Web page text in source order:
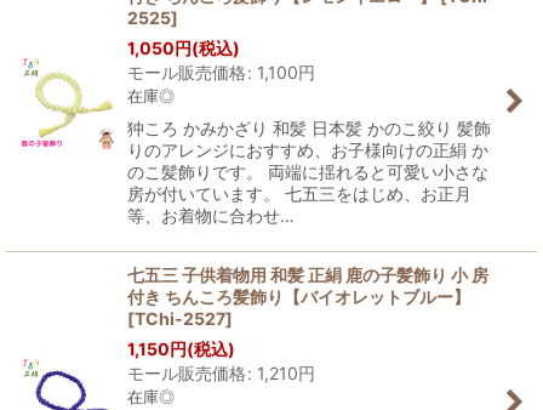
2525]
1,050円(税込)
モール販売価格: 1,100円
在庫◎
狆ころ かみかざり 和髪 日本髪 かのこ絞り 髪飾
りのアレンジにおすすめ、お子様向けの正絹 か
のこ髪飾りです。 両端に揺れると可愛い小さな
房が付いています。 七五三をはじめ、お正月
等、お着物に合わせ…
七五三 子供着物用 和髪 正絹 鹿の子髪飾り 小 房
付き ちんころ髪飾り【バイオレットブルー】
[TChi-2527]
1,150円(税込)
モール販売価格: 1,210円
在庫◎